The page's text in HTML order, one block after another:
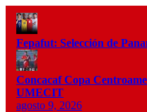
Fepafut: Selección de
Concacaf Copa
UMECIT
agosto 9, 2026